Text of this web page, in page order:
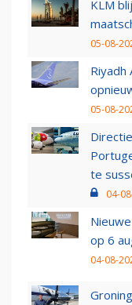
KLM
05-08-
05-08-
te
04-
op 6
04-08-